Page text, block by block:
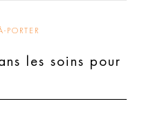
les soins pour